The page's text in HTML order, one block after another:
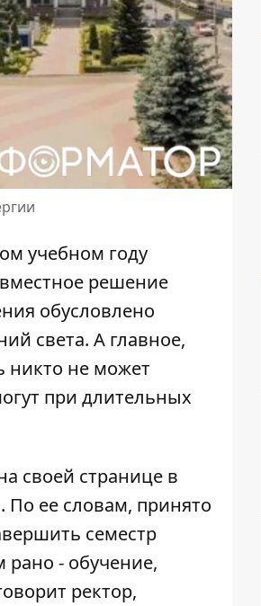
учебном году
решение
обусловлено
света. А главное,
никто не может
при длительных
своей странице в
ее словам, принято
семестр
- обучение,
ректор,